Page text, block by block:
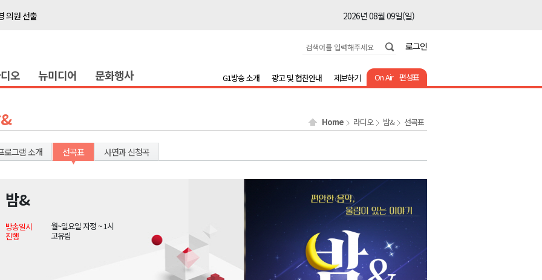
의원 선출
2026년 08월 09일(일)
2026년 08월 09일(일)
2026년 08월 09일(일)
프로그램 신설
땀
2026년 08월 09일(일)
대 운영
표심은
2026년 08월 09일(일)
의원 선출
2026년 08월 09일(일)
주의 당부
2026년 08월 09일(일)
경상
2026년 08월 09일(일)
2026년 08월 09일(일)
로그인
오 뉴미디어 문화행사 On Air 편성표
G1방송 소개 광고 및 협찬안내 제보하기
Home 라디오 밤& 선곡표
로그램 소개 선곡표 사연과 신청곡
밤&
방송일시
월~일요일 자정 ~ 1시
진행
고유림